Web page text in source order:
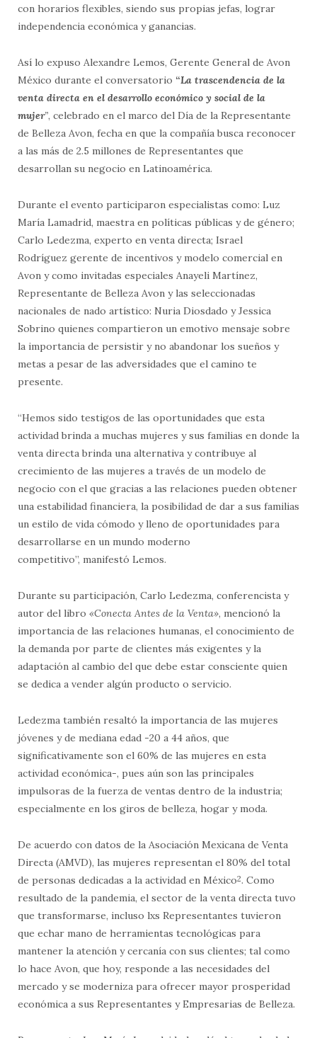
con horarios flexibles, siendo sus propias jefas, lograr
independencia económica y ganancias.
Así lo expuso Alexandre Lemos, Gerente General de Avon
México durante el conversatorio “La trascendencia de la
venta directa en el desarrollo económico y social de la
mujer”, celebrado en el marco del Día de la Representante
de Belleza Avon, fecha en que la compañía busca reconocer
a las más de 2.5 millones de Representantes que
desarrollan su negocio en Latinoamérica.
Durante el evento participaron especialistas como: Luz
María Lamadrid, maestra en políticas públicas y de género;
Carlo Ledezma, experto en venta directa; Israel
Rodríguez gerente de incentivos y modelo comercial en
Avon y como invitadas especiales Anayeli Martínez,
Representante de Belleza Avon y las seleccionadas
nacionales de nado artístico: Nuria Diosdado y Jessica
Sobrino quienes compartieron un emotivo mensaje sobre
la importancia de persistir y no abandonar los sueños y
metas a pesar de las adversidades que el camino te
presente.
“Hemos sido testigos de las oportunidades que esta
actividad brinda a muchas mujeres y sus familias en donde la
venta directa brinda una alternativa y contribuye al
crecimiento de las mujeres a través de un modelo de
negocio con el que gracias a las relaciones pueden obtener
una estabilidad financiera, la posibilidad de dar a sus familias
un estilo de vida cómodo y lleno de oportunidades para
desarrollarse en un mundo moderno
competitivo”, manifestó Lemos.
Durante su participación, Carlo Ledezma, conferencista y
autor del libro «Conecta Antes de la Venta», mencionó la
importancia de las relaciones humanas, el conocimiento de
la demanda por parte de clientes más exigentes y la
adaptación al cambio del que debe estar consciente quien
se dedica a vender algún producto o servicio.
Ledezma también resaltó la importancia de las mujeres
jóvenes y de mediana edad -20 a 44 años, que
significativamente son el 60% de las mujeres en esta
actividad económica-, pues aún son las principales
impulsoras de la fuerza de ventas dentro de la industria;
especialmente en los giros de belleza, hogar y moda.
De acuerdo con datos de la Asociación Mexicana de Venta
Directa (AMVD), las mujeres representan el 80% del total
de personas dedicadas a la actividad en México2. Como
resultado de la pandemia, el sector de la venta directa tuvo
que transformarse, incluso lxs Representantes tuvieron
que echar mano de herramientas tecnológicas para
mantener la atención y cercanía con sus clientes; tal como
lo hace Avon, que hoy, responde a las necesidades del
mercado y se moderniza para ofrecer mayor prosperidad
económica a sus Representantes y Empresarias de Belleza.